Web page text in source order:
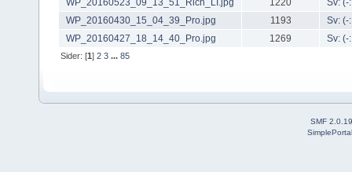
WP_20160523_09_13_51_Rich_LI.jpg
1220
Sv: (-
WP_20160430_15_04_39_Pro.jpg
1193
Sv: (-
WP_20160427_18_14_40_Pro.jpg
1269 Sv: (-
Sider: [1]2 3 ...85
SMF 2.0.19